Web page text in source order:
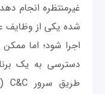
غیرمنتظره انجام
شده یکی از وظایف
اجرا شود؛ اما
دسترسی به یک